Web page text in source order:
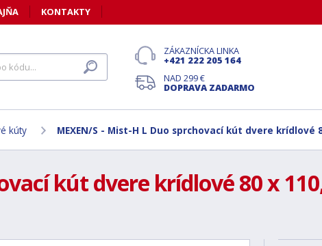
KONTAKTY
ZÁKAZNÍCKA LINKA
+421 222 205 164
NAD 299 €
DOPRAVA ZADARMO
kúty MEXEN/S - Mist-H L Duo sprchovací kút dvere
kút dvere krídlové 80 x